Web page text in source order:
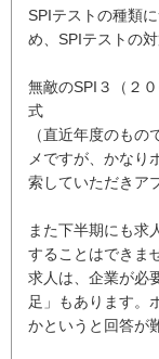
SPIテストの種類
め、SPIテストの
無敵のSPI３（２
式
（直近年度のも
メですが、かなり
索していただきア
また下半期にも求
することはできま
求人は、企業が必
足」もあります。
かというと回答が